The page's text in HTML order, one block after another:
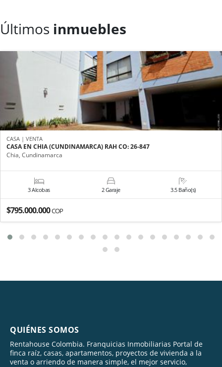
Últimos inmuebles
CASA | VENTA
CASA EN CHIA (CUNDINAMARCA) RAH CO: 26-847
Chia, Cundinamarca
3 Alcobas 2 Garaje 3.5 Baño(s)
$795.000.000COP
QUIÉNES SOMOS
Rentahouse Colombia. Franquicias Inmobiliarias Portal de
finca raíz, casas, apartamentos, proyectos de vivienda a la
venta o arriendo de manera simple, el mejor servicio,